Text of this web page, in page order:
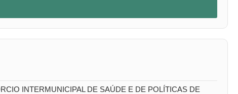
INTERMUNICIPAL DE SAÚDE E DE POLÍTICAS DE